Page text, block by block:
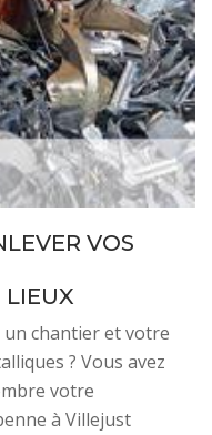
VOS
LIEUX
un chantier et votre
? Vous avez
votre
à Villejust